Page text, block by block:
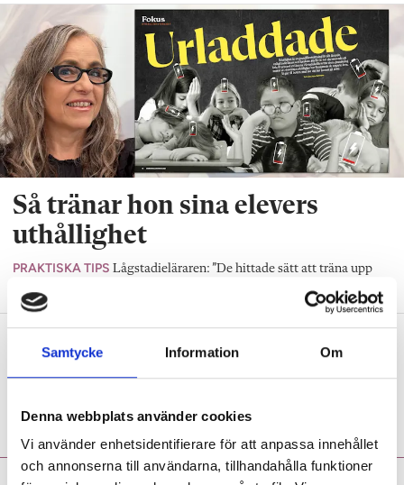
Samtycke Information Om
Denna webbplats använder cookies
Vi använder enhetsidentifierare för att anpassa innehållet
och annonserna till användarna, tillhandahålla funktioner
Så tränar hon sina elevers
uthållighet
PRAKTISKA TIPS Lågstadieläraren: ”De hittade sätt att träna upp
sitt inre driv.”
på fel saker
matematik tycks vara viktigare än att lära ut.